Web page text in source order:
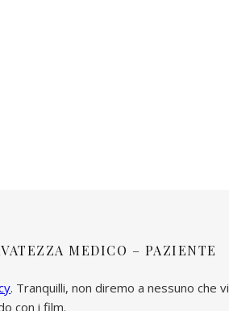
MEDICO – PAZIENTE
. Tranquilli, non diremo a nessuno che vi
con i film.